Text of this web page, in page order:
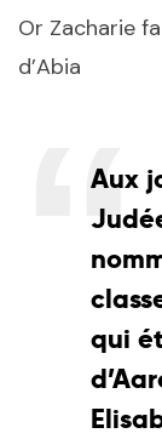
Or Zacharie
d’Abia
Aux
qui